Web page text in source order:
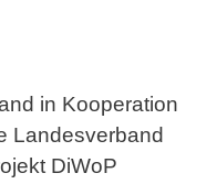
in Kooperation
Landesverband
DiWoP